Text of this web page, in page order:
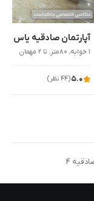
۴٬۱۵۰٬۰۰۰ت/شب
آپارتمان صادقیه یاس
۱ خوابه٬ ۸۰متر٬ تا ۲ مهمان
۵.۰(۴۴ نظر)
4